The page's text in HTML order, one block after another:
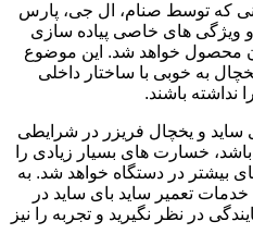
که توسط صنام، ال جی، پارس
و ویژگی های خاصی پیاده سازی
محصول خواهد شد. این موضوع
به خوبی با ساختار داخلی
نداشته باشند.
ساید و یخچال فریزر در شرایطی
خسارت های بسیار زیادی را
بیشتر در دستگاه خواهد شد. به
خدمات تعمیر ساید بای ساید در
در نظر نگیرید و تجربه را نیز